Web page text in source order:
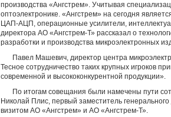
производства «Ангстрем». Учитывая
оптоэлектронике. «Ангстрем» на сегодня
ЦАП-АЦП, операционные усилители,
директора АО «Ангстрем-Т» рассказал о
разработки и производства микроэлектронных
Павел Машевич, директор центра
Тесное сотрудничество таких крупных игроков
современной и высококонкурентной продукции».
По итогам совещания были намечены пути
Николай Плис, первый заместитель
визитом АО «Ангстрем» и АО «Ангстрем-Т».